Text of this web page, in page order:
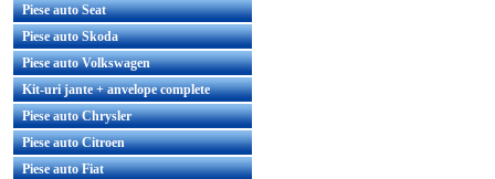
Piese auto Seat
Piese auto Skoda
Piese auto Volkswagen
Kit-uri jante + anvelope complete
Piese auto Chrysler
Piese auto Citroen
Piese auto Fiat